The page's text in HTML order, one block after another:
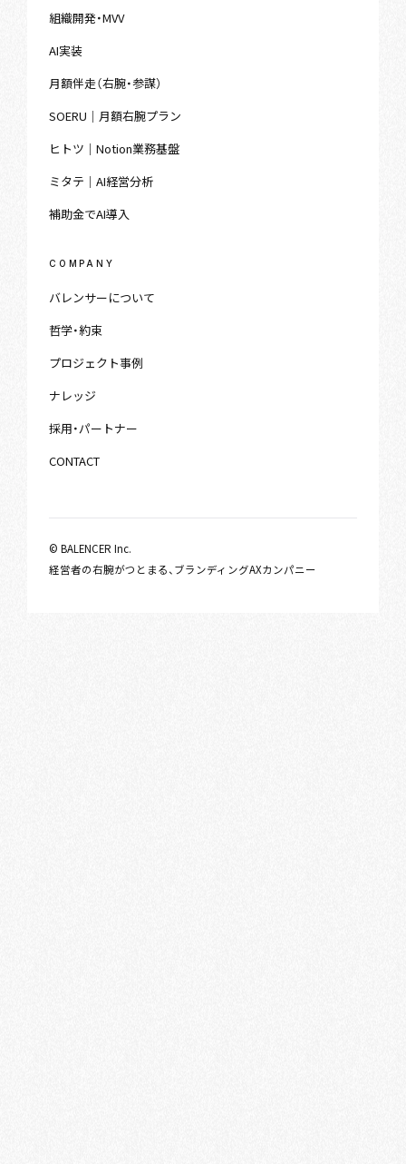
組織開発・MVV
AI実装
月額伴走（右腕・参謀）
SOERU｜月額右腕プラン
ヒトツ｜Notion業務基盤
ミタテ｜AI経営分析
補助金でAI導入
COMPANY
バレンサーについて
哲学・約束
プロジェクト事例
ナレッジ
採用・パートナー
CONTACT
© BALENCER Inc.
経営者の右腕がつとまる、ブランディングAXカンパニー